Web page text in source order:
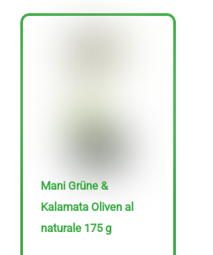
Mani Grüne &
Kalamata Oliven al
naturale 175 g